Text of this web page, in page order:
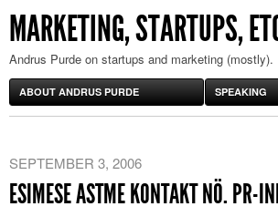
MARKETING, STARTUPS,
Andrus Purde on startups and marketing (mostly).
ABOUT ANDRUS PURDE SPEAKING
SEPTEMBER 3, 2006
ESIMESE ASTME KONTAKT NÖ. PR-